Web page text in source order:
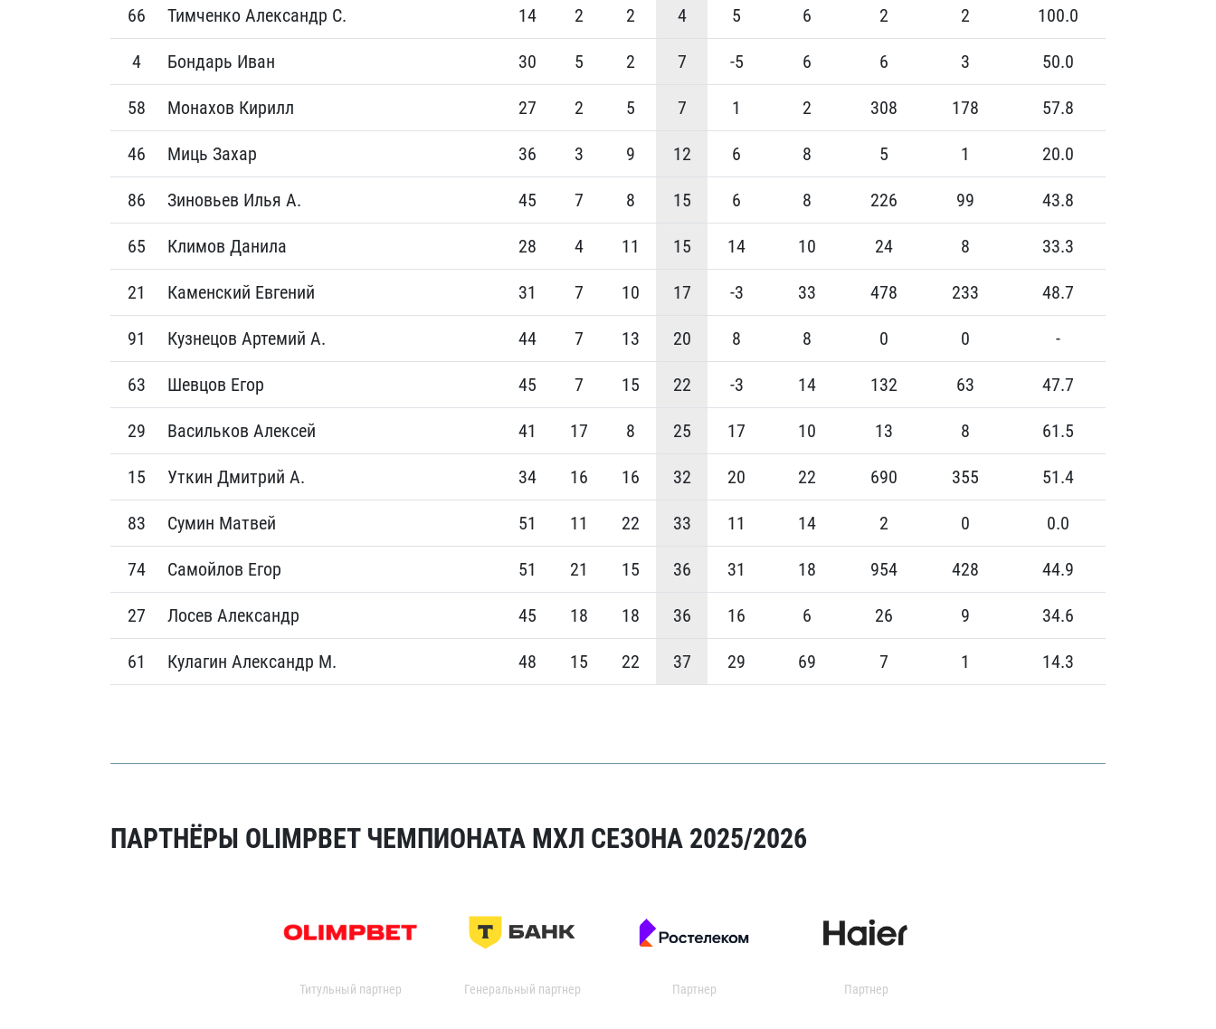
66 Тимченко Александр С. 14 2 2 4 5 6 2 2 100.0
4 Бондарь Иван 30 5 2 7 -5 6 6 3 50.0
58 Монахов Кирилл 27 2 5 7 1 2 308 178 57.8
46 Миць Захар 36 3 9 12 6 8 5 1 20.0
86 Зиновьев Илья А. 45 7 8 15 6 8 226 99 43.8
65 Климов Данила 28 4 11 15 14 10 24 8 33.3
21 Каменский Евгений 31 7 10 17 -3 33 478 233 48.7
91 Кузнецов Артемий А. 44 7 13 20 8 8 0 0 -
63 Шевцов Егор 45 7 15 22 -3 14 132 63 47.7
29 Васильков Алексей 41 17 8 25 17 10 13 8 61.5
15 Уткин Дмитрий А. 34 16 16 32 20 22 690 355 51.4
83 Сумин Матвей 51 11 22 33 11 14 2 0 0.0
74 Самойлов Егор 51 21 15 36 31 18 954 428 44.9
27 Лосев Александр 45 18 18 36 16 6 26 9 34.6
61 Кулагин Александр М. 48 15 22 37 29 69 7 1 14.3
ПАРТНЁРЫ OLIMPBET ЧЕМПИОНАТА МХЛ СЕЗОНА 2025/2026
Титульный партнер Генеральный партнер Партнер Партнер